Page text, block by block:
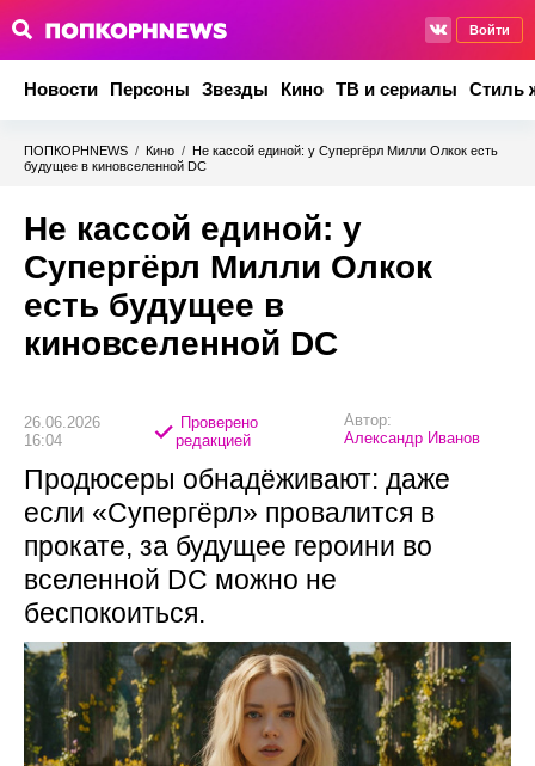
Войти
Новости Персоны Звезды Кино ТВ и сериалы Стиль
ПОПКОРНNEWS / Кино / Не кассой единой: у Супергёрл Милли Олкок есть
будущее в киновселенной DC
Не кассой единой: у
Супергёрл Милли Олкок
есть будущее в
киновселенной DC
26.06.2026
16:04
Проверено
редакцией
Автор:
Александр Иванов
Продюсеры обнадёживают: даже
если «Супергёрл» провалится в
прокате, за будущее героини во
вселенной DC можно не
беспокоиться.